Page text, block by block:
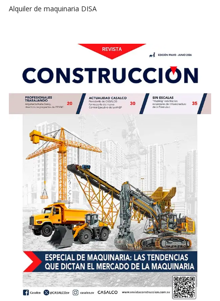
Alquiler de maquinaria DISA